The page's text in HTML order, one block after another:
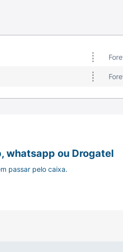
whatsapp ou Drogatel
passar pelo caixa.